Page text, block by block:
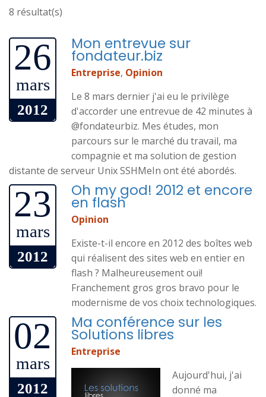
8 résultat(s)
26
mars
2012
Mon entrevue sur
fondateur.biz
Entreprise, Opinion
Le 8 mars dernier j'ai eu le privilège
d'accorder une entrevue de 42 minutes à
@fondateurbiz. Mes études, mon
parcours sur le marché du travail, ma
compagnie et ma solution de gestion
distante de serveur Unix SSHMeIn ont été abordés.
23
mars
2012
Oh my god! 2012 et encore
en flash
Opinion
Existe-t-il encore en 2012 des boîtes web
qui réalisent des sites web en entier en
flash ? Malheureusement oui!
Franchement gros gros bravo pour le
modernisme de vos choix technologiques.
02
mars
2012
Ma conférence sur les
Solutions libres
Entreprise
Aujourd'hui, j'ai
donné ma